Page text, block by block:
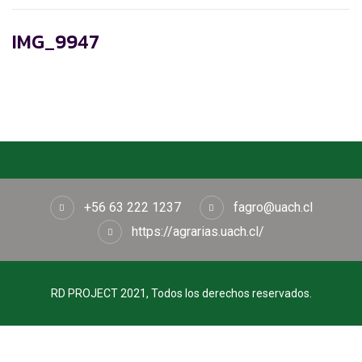
IMG_9947
+56 63 222 1237
fagro@uach.cl
https://agrarias.uach.cl/
RD PROJECT 2021, Todos los derechos reservados.